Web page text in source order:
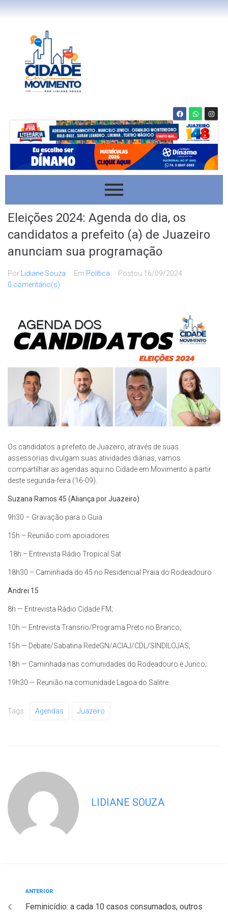
Eleições 2024: Agenda do dia, os
candidatos a prefeito (a) de Juazeiro
anunciam sua programação
Por Lidiane Souza Em Política Postou 16/09/2024
0 comentário(s)
Os candidatos a prefeito de Juazeiro, através de suas
assessorias divulgam suas atividades diárias, vamos
compartilhar as agendas aqui no Cidade em Movimento a partir
deste segunda-feira (16-09).
Suzana Ramos 45 (Aliança por Juazeiro)
9h30 – Gravação para o Guia
15h – Reunião com apoiadores
18h – Entrevista Rádio Tropical Sat
18h30 – Caminhada do 45 no Residencial Praia do Rodeadouro
Andrei 15
8h — Entrevista Rádio Cidade FM;
10h — Entrevista Transrio/Programa Preto no Branco;
15h — Debate/Sabatina RedeGN/ACIAJ/CDL/SINDILOJAS;
18h — Caminhada nas comunidades do Rodeadouro e Junco;
19h30 — Reunião na comunidade Lagoa do Salitre.
Tags: Agendas Juazeiro
LIDIANE SOUZA
ANTERIOR
Feminicídio: a cada 10 casos consumados, outros